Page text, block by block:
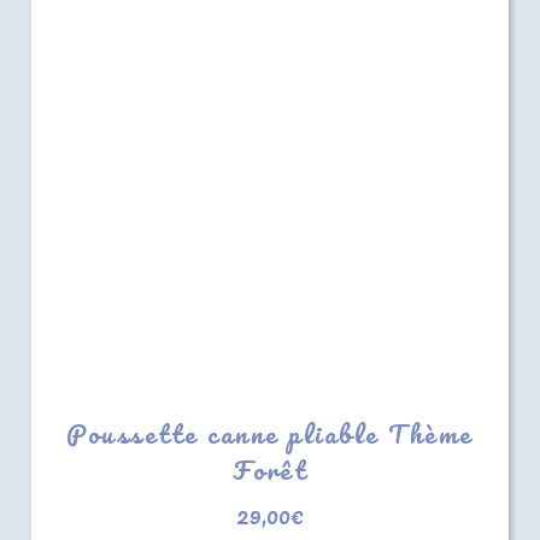
Poussette canne pliable Thème
Forêt
29,00€